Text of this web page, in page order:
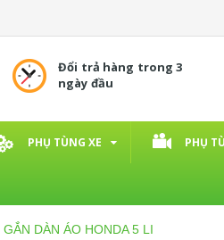
Đổi trả hàng trong 3
ngày đầu
PHỤ TÙNG XE PHỤ
DÀN ÁO HONDA 5 LI